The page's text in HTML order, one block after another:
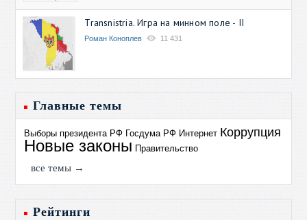
Transnistria. Игра на минном поле - II
Роман Коноплев 11 431
Главные темы
Выборы президента РФ Госдума РФ Интернет Коррупция
Новые законы Правительство
все темы →
Рейтинги